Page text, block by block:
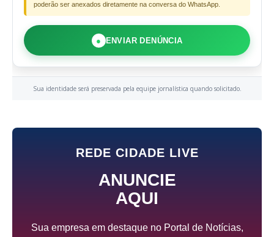
poderão ser anexados diretamente na conversa do WhatsApp.
● ENVIAR DENÚNCIA
Sua identidade será preservada pela equipe jornalística quando solicitado.
REDE CIDADE LIVE
ANUNCIE
AQUI
Sua empresa em destaque no Portal de Notícias,